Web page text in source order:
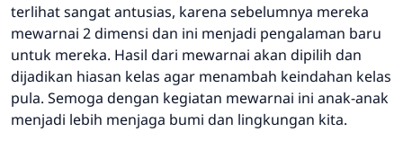
terlihat sangat antusias, karena sebelumnya mereka
mewarnai 2 dimensi dan ini menjadi pengalaman baru
untuk mereka. Hasil dari mewarnai akan dipilih dan
dijadikan hiasan kelas agar menambah keindahan kelas
pula. Semoga dengan kegiatan mewarnai ini anak-anak
menjadi lebih menjaga bumi dan lingkungan kita.